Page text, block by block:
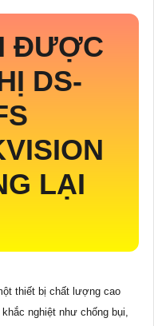
ĐƯỢC
DS-
LẠI
thiết bị chất lượng cao
nghiệt như chống bụi,